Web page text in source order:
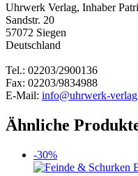
Uhrwerk Verlag, Inhaber
Sandstr. 20
57072 Siegen
Deutschland
Tel.: 02203/2900136
Fax: 02203/9834988
E-Mail: info@uhrwerk-
Ähnliche
-30%